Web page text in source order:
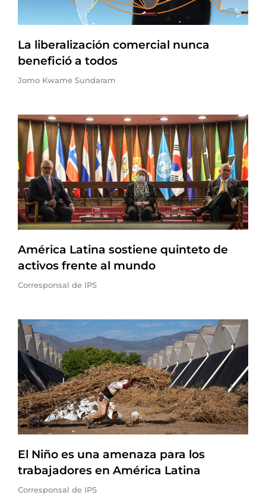
La liberalización comercial nunca
benefició a todos
Jomo Kwame Sundaram
América Latina sostiene quinteto de
activos frente al mundo
Corresponsal de IPS
El Niño es una amenaza para los
trabajadores en América Latina
Corresponsal de IPS